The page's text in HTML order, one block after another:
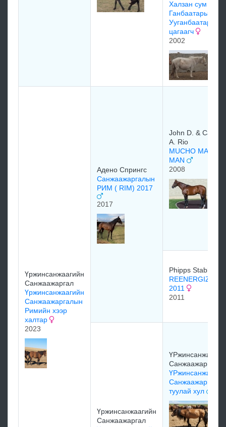
Халзан сум
Ганбаатарын
Ууганбаатарын
цагаагч
2002
Үржинсанжаагийн
Санжаажаргал
Үржинсанжаагийн
Санжаажаргалын
Римийн хээр
халтар
2023
Адено Спрингс
Санжаажаргалын
РИМ ( RIM) 2017
2017
John D. & Carole
A. Rio
MUCHO MACHO
MAN
2008
Phipps Stable
REENERGIZE
2011
2011
Үржинсанжаагийн
Санжаажаргал
Санжаажаргал
туулай хул